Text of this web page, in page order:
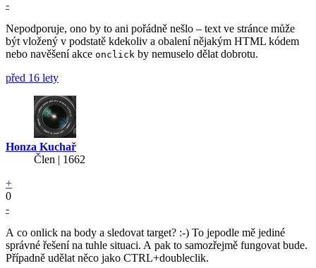
-
Nepodporuje, ono by to ani pořádně nešlo – text ve stránce může
být vložený v podstatě kdekoliv a obalení nějakým HTML kódem
nebo navěšení akce onclick by nemuselo dělat dobrotu.
před 16 lety
Honza Kuchař
Člen | 1662
+
0
-
A co onlick na body a sledovat target? :-) To jepodle mě jediné
správné řešení na tuhle situaci. A pak to samozřejmě fungovat bude.
Případně udělat něco jako CTRL+doubleclik.